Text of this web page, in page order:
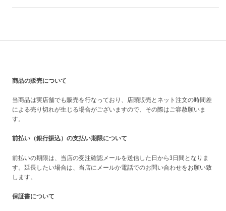
商品の販売について
当商品は実店舗でも販売を行なっており、店頭販売とネット注文の時間差
による売り切れが生じる場合がございますので、その際はご容赦願いま
す。
前払い（銀行振込）の支払い期限について
前払いの期限は、当店の受注確認メールを送信した日から3日間となりま
す。延長したい場合は、当店にメールか電話でのお問い合わせをお願い致
します。
保証書について